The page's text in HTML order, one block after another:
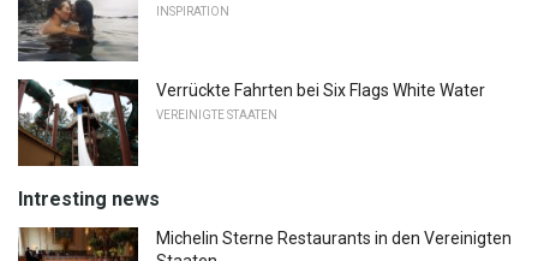
INSPIRATION
Verrückte Fahrten bei Six Flags White Water
VEREINIGTE STAATEN
Intresting news
Michelin Sterne Restaurants in den Vereinigten